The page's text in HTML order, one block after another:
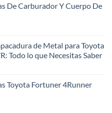
De Carburador Y Cuerpo De
de Metal para Toyota
Todo lo que Necesitas Saber
Toyota Fortuner 4Runner